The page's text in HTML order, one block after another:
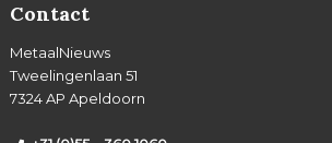
Contact
MetaalNieuws
Tweelingenlaan 51
7324 AP Apeldoorn